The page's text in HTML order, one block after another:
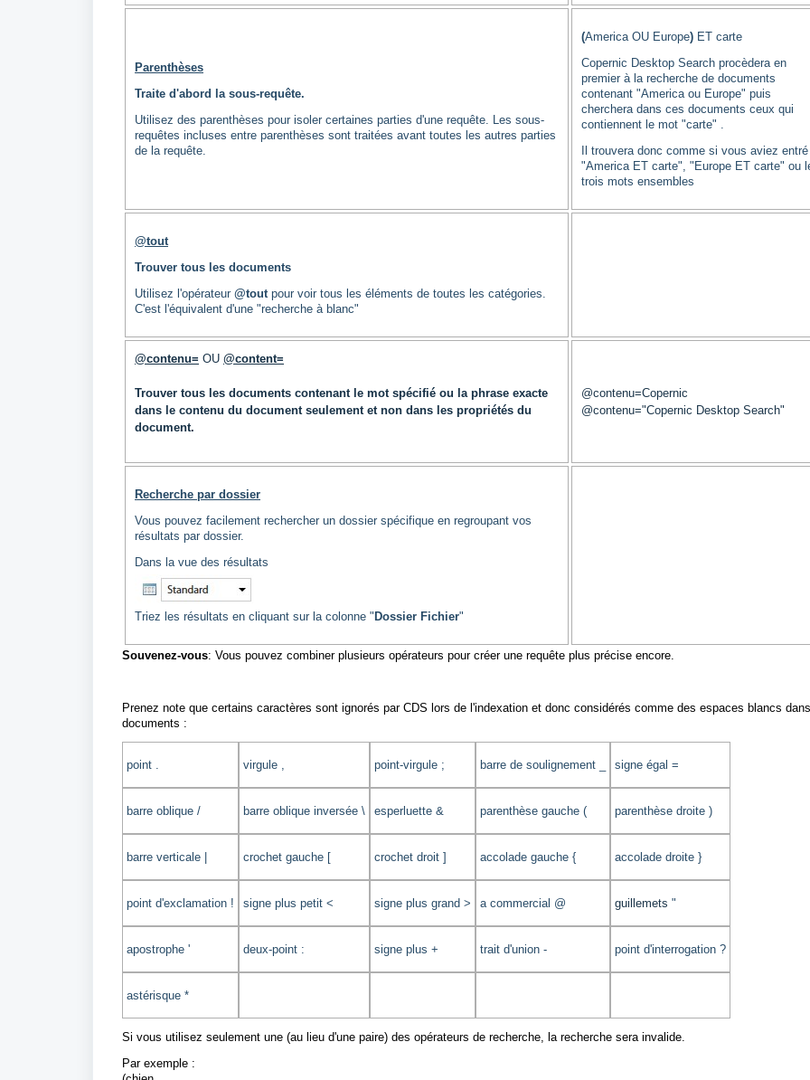
Parenthèses
Traite d'abord la sous-requête.
Utilisez des parenthèses pour isoler certaines parties d'une requête. Les sous-
requêtes incluses entre parenthèses sont traitées avant toutes les autres parties
de la requête.
(America OU Europe) ET carte
Copernic Desktop Search procèdera en
premier à la recherche de documents
contenant "America ou Europe" puis
cherchera dans ces documents ceux qui
contiennent le mot "carte" .
Il trouvera donc comme si vous aviez
"America ET carte", "Europe ET carte" ou
trois mots ensembles
@tout
Trouver tous les documents
Utilisez l'opérateur @toutpour voir tous les éléments de toutes les catégories.
C'est l'équivalent d'une "recherche à blanc"
@contenu= OU @content=
Trouver tous les documents contenant le mot spécifié ou la phrase exacte
dans le contenu du document seulement et non dans les propriétés du
document.
@contenu=Copernic
@contenu="Copernic Desktop Search"
Recherche par dossier
Vous pouvez facilement rechercher un dossier spécifique en regroupant vos
résultats par dossier.
Dans la vue des résultats
Triez les résultats en cliquant sur la colonne " Dossier Fichier"
Souvenez-vous: Vous pouvez combiner plusieurs opérateurs pour créer une requête plus précise encore.
Prenez note que certains caractères sont ignorés par CDS lors de l'indexation et donc considérés comme des espaces blancs
documents :
point . virgule , point-virgule ; barre de soulignement _ signe égal =
barre oblique / barre oblique inversée \ esperluette & parenthèse gauche ( parenthèse droite )
barre verticale | crochet gauche [ crochet droit ] accolade gauche { accolade droite }
point d'exclamation ! signe plus petit < signe plus grand > a commercial @ guillemets "
apostrophe ' deux-point : signe plus + trait d'union - point d'interrogation ?
astérisque *
Si vous utilisez seulement une (au lieu d'une paire) des opérateurs de recherche, la recherche sera invalide.
Par exemple :